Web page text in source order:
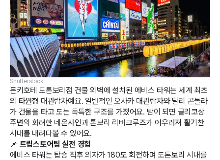
Shutterstock
돈키호테 도톤보리점 건물 외벽에 설치된 에비스 타워는 세계 최초
의 타원형 대관람차예요. 일반적인 오사카 대관람차와 달리 곤돌라
가 건물을 타고 도는 독특한 구조를 가졌어요. 밤이 되면 글리코상
주변의 화려한 네온사인과 톤보리 리버크루즈가 어우러져 활기찬
시내를 내려다볼 수 있어요.
📌 트립스토어팀 실전 경험
에비스 타워는 탑승 직후 의자가 180도 회전하며 도톤보리 시내를